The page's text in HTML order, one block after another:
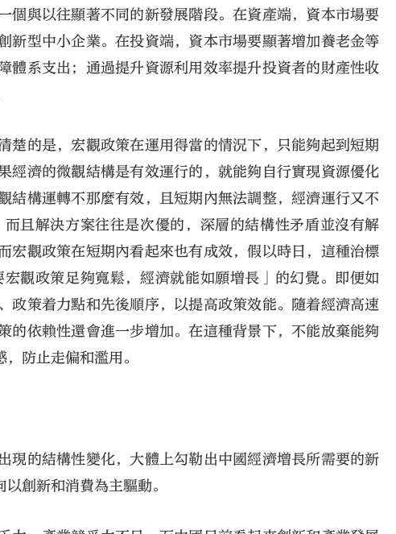
個與以往顯著不同的新發展階段。在資產端，資本市場要
新型中小企業。在投資端，資本市場要顯著增加養老金等
體系支出；通過提升資源利用效率提升投資者的財產性收
楚的是，宏觀政策在運用得當的情況下，只能夠起到短期
經濟的微觀結構是有效運行的，就能夠自行實現資源優化
結構運轉不那麼有效，且短期內無法調整，經濟運行又不
且解決方案往往是次優的，深層的結構性矛盾並沒有解
宏觀政策在短期內看起來也有成效，假以時日，這種治標
觀政策足夠寬鬆，經濟就能如願增長」的幻覺。即便如
政策着力點和先後順序，以提高政策效能。隨着經濟高速
的依賴性還會進一步增加。在這種背景下，不能放棄能夠
防止走偏和濫用。
現的結構性變化，大體上勾勒出中國經濟增長所需要的新
創新和消費為主驅動。